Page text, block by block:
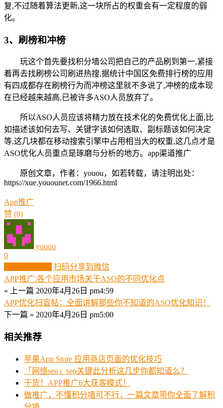
复,不过随着算法更新,这一块所占的权重会有一定程度的弱
化。
3、刷榜和冲榜
玩这个首先要找积分墙公司把自己的产品刷到第一,紧接
着再去找刷榜公司刷进热搜,据统计中国区免费排行榜的应用
有四成都存在刷榜行为而冲榜这里就不多说了,冲榜的成本现
在已经越来越高,已被许多ASO人员放弃了。
所以ASO人员应该将精力放在技术化的免费优化上面,比
如描述该如何去写、关键字该如何选取、副标题该如何决定
等,这几块都在移动搜索引擎中占用相当大的权重,这几点才是
ASO优化人员重点是琢磨与分析的地方。app渠道推广
原创文章，作者：youou，如若转载，请注明出处：
https://xue.youounet.com/1966.html
App推广
赞 (0)
youou
0
扫码分享到微信
APP推广:各个应用市场关于ASO的不同优化点
« 上一篇 2020年4月26日 pm4:59
APP优化扫盲帖：全面讲解那些你不知道的ASO优化知识！
下一篇 » 2020年4月26日 pm5:00
相关推荐
苹果App Store 应用商店页面的优化技巧
「网络seo」seo关键此分析这几步你都知道么？
干货！APP推广6大获客模式！
做推广，不懂积分墙可不行，一篇文章带你全面了解积